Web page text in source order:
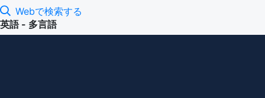
Webで検索する
英語 - 多言語